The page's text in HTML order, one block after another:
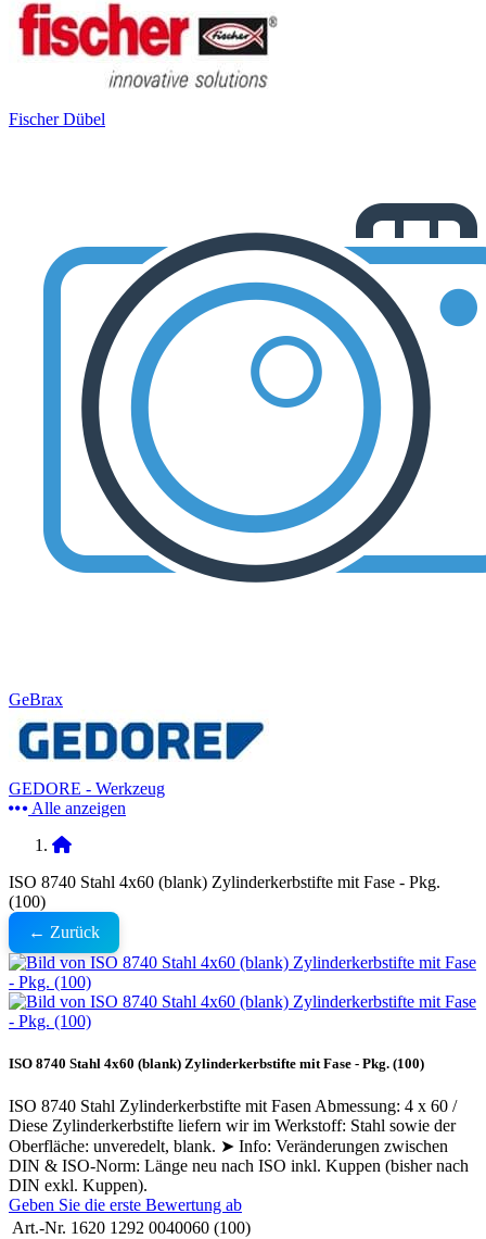
Fischer Dübel
GeBrax
GEDORE - Werkzeug
Alle anzeigen
ISO 8740 Stahl 4x60 (blank) Zylinderkerbstifte mit Fase - Pkg.
(100)
← Zurück
ISO 8740 Stahl 4x60 (blank) Zylinderkerbstifte mit Fase - Pkg. (100)
ISO 8740 Stahl Zylinderkerbstifte mit Fasen Abmessung: 4 x 60 /
Diese Zylinderkerbstifte liefern wir im Werkstoff: Stahl sowie der
Oberfläche: unveredelt, blank. ➤ Info: Veränderungen zwischen
DIN & ISO-Norm: Länge neu nach ISO inkl. Kuppen (bisher nach
DIN exkl. Kuppen).
Geben Sie die erste Bewertung ab
Art.-Nr. 1620 1292 0040060 (100)